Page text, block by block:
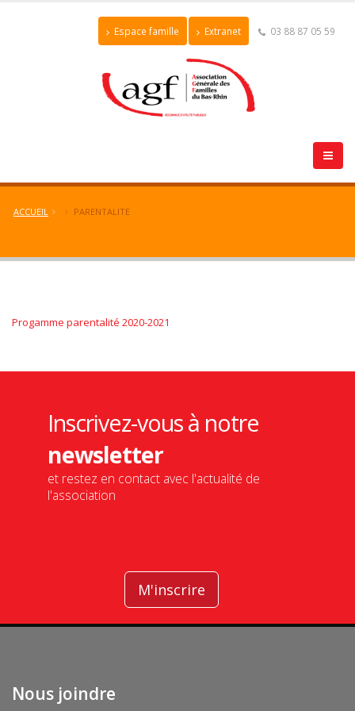
Espace famille Extranet 03 88 87 05 59
ACCUEIL PARENTALITE
Progamme parentalité 2020-2021
Inscrivez-vous à notre
newsletter
et restez en contact avec l'actualité de
l'association
M'inscrire
Nous joindre